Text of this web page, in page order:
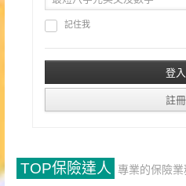
記住我
TOP保險達人 專業的保險業